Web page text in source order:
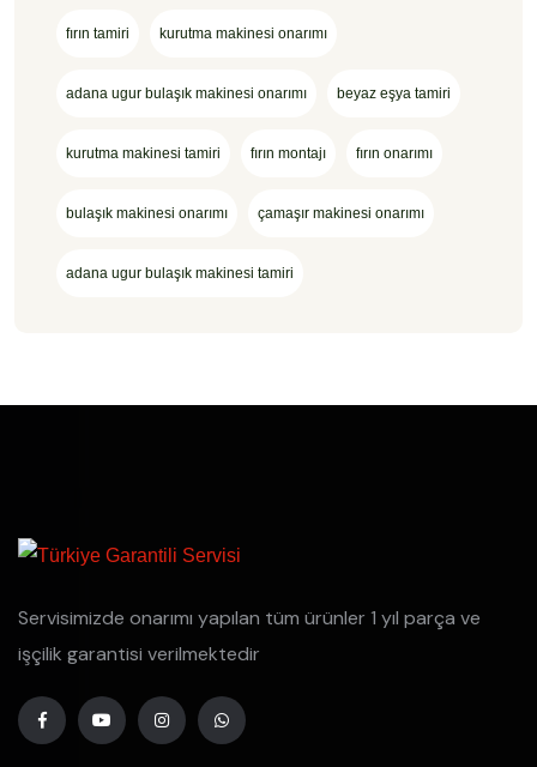
fırın tamiri kurutma makinesi onarımı
adana ugur bulaşık makinesi onarımı beyaz eşya tamiri
kurutma makinesi tamiri fırın montajı fırın onarımı
bulaşık makinesi onarımı çamaşır makinesi onarımı
adana ugur bulaşık makinesi tamiri
Servisimizde onarımı yapılan tüm ürünler 1 yıl parça ve
işçilik garantisi verilmektedir